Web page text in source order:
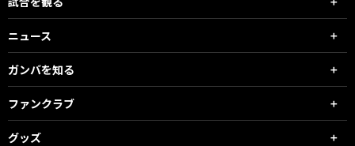
ニュース
ガンバを知る
ファンクラブ
グッズ